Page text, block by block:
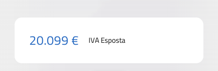
20.099 € IVA Esposta